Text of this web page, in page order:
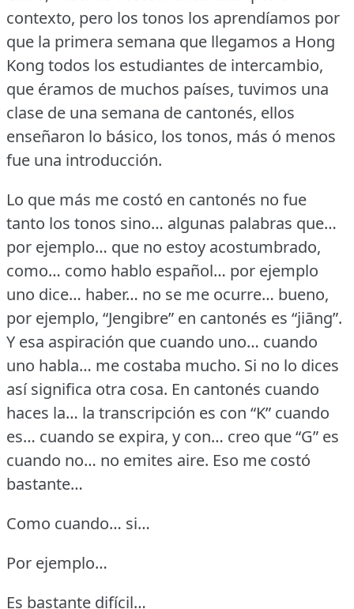
contexto, pero los tonos los aprendíamos por
que la primera semana que llegamos a Hong
Kong todos los estudiantes de intercambio,
que éramos de muchos países, tuvimos una
clase de una semana de cantonés, ellos
enseñaron lo básico, los tonos, más ó menos
fue una introducción.
Lo que más me costó en cantonés no fue
tanto los tonos sino… algunas palabras que…
por ejemplo… que no estoy acostumbrado,
como… como hablo español… por ejemplo
uno dice… haber… no se me ocurre… bueno,
por ejemplo, “Jengibre” en cantonés es “jiāng”.
Y esa aspiración que cuando uno… cuando
uno habla… me costaba mucho. Si no lo dices
así significa otra cosa. En cantonés cuando
haces la… la transcripción es con “K” cuando
es… cuando se expira, y con… creo que “G” es
cuando no… no emites aire. Eso me costó
bastante…
Como cuando… si…
Por ejemplo…
Es bastante difícil…